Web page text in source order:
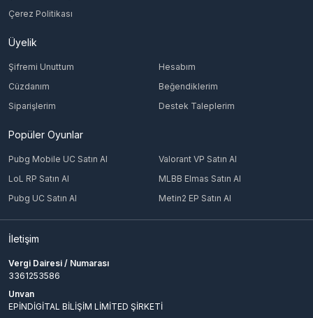
Çerez Politikası
Üyelik
Şifremi Unuttum
Hesabım
Cüzdanım
Beğendiklerim
Siparişlerim
Destek Taleplerim
Popüler Oyunlar
Pubg Mobile UC Satın Al
Valorant VP Satın Al
LoL RP Satın Al
MLBB Elmas Satın Al
Pubg UC Satın Al
Metin2 EP Satın Al
İletişim
Vergi Dairesi / Numarası
3361253586
Unvan
EPİNDİGİTAL BİLİŞİM LİMİTED ŞİRKETİ